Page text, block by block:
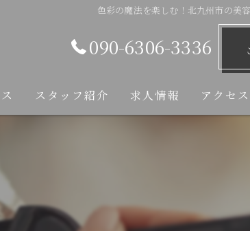
色彩の魔法を楽しむ！北九州市の美
090-6306-3336
スタッフ紹介 求人情報 アクセス